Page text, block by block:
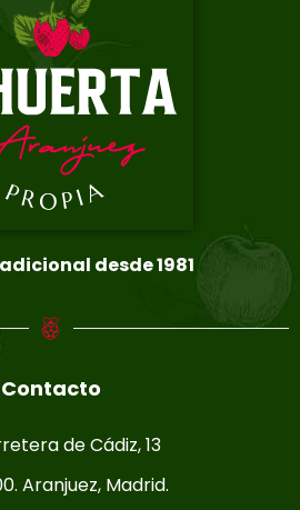
desde 1981
Contacto
de Cádiz, 13
Aranjuez, Madrid.